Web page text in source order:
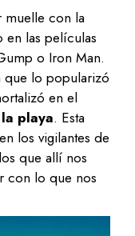
muelle con la
en las películas
o Iron Man.
que lo popularizó
en el
playa. Esta
los vigilantes de
que allí nos
con lo que nos